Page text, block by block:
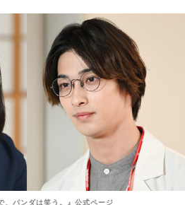
、パンダは笑う。』公式ページ